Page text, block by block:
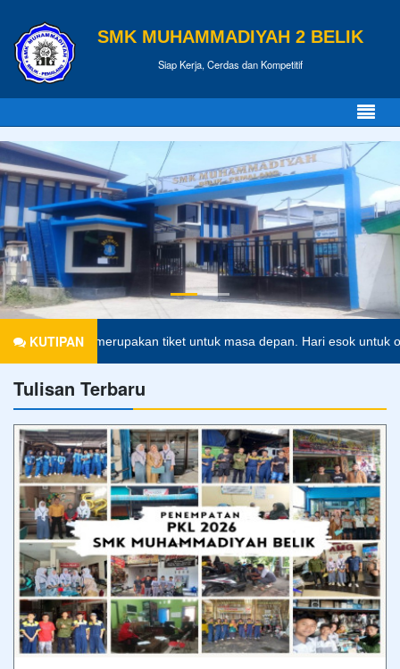
SMK MUHAMMADIYAH 2 BELIK
Siap Kerja, Cerdas dan Kompetitif
KUTIPAN
merupakan tiket untuk masa depan. Hari esok untuk orang-
Tulisan Terbaru